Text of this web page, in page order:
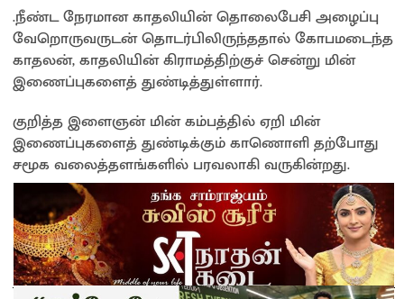
.நீண்ட நேரமான காதலியின் தொலைபேசி அழைப்பு
வேறொருவருடன் தொடர்பிலிருந்ததால் கோபமடைந்த
காதலன், காதலியின் கிராமத்திற்குச் சென்று மின்
இணைப்புகளைத் துண்டித்துள்ளார்.
குறித்த இளைஞன் மின் கம்பத்தில் ஏறி மின்
இணைப்புகளைத் துண்டிக்கும் காணொளி தற்போது
சமூக வலைத்தளங்களில் பரவலாகி வருகின்றது.